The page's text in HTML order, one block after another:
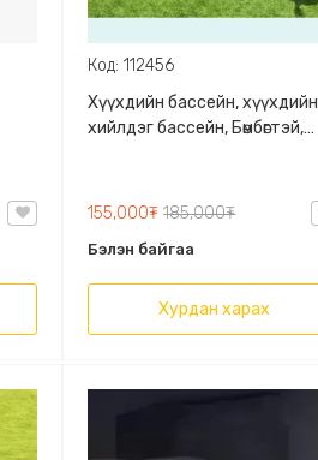
Код: 112456
Хүүхдийн бассейн, хүүхдийн
хийлдэг бассейн, Бөмбөгтэй,
155,000₮185,000₮
Бэлэн байгаа
Хурдан харах